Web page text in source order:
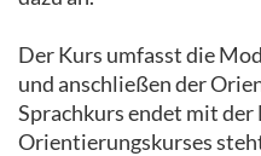
Der Kurs umfasst die
und anschließen der
Sprachkurs endet mit der
Orientierungskurses